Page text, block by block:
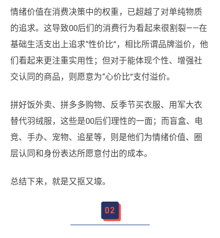
情绪价值在消费决策中的权重，已超越了对单纯物质
的追求。这导致00后们的消费行为看起来很割裂——在
基础生活支出上追求“性价比”，相比所谓品牌溢价，他
们看起来更注重实用性；但对于能体现个性、增强社
交认同的商品，则愿意为“心价比”支付溢价。
拼好饭外卖、拼多多购物、反季节买衣服、用军大衣
替代羽绒服，这些是00后们理性的一面；而盲盒、电
竞、手办、宠物、追星等，则是他们为情绪价值、圈
层认同和身份表达所愿意付出的成本。
总结下来，就是又抠又壕。